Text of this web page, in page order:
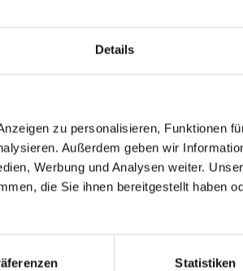
Details
zu personalisieren, Funktionen
Außerdem geben wir
Werbung und Analysen weiter.
die Sie ihnen bereitgestellt haben
Statistiken